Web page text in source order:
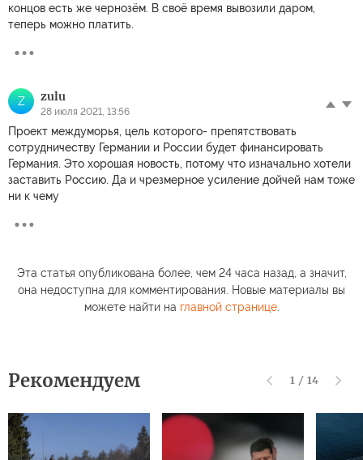
концов есть же чернозём. В своё время вывозили даром,
теперь можно платить.
Z zulu
28 июля 2021, 13:56
Проект междуморья, цель которого- препятствовать
сотрудничеству Германии и России будет финансировать
Германия. Это хорошая новость, потому что изначально хотели
заставить Россию. Да и чрезмерное усиление дойчей нам тоже
ни к чему
Эта статья опубликована более, чем 24 часа назад, а значит,
она недоступна для комментирования. Новые материалы вы
можете найти на главной странице.
Рекомендуем 1 / 14